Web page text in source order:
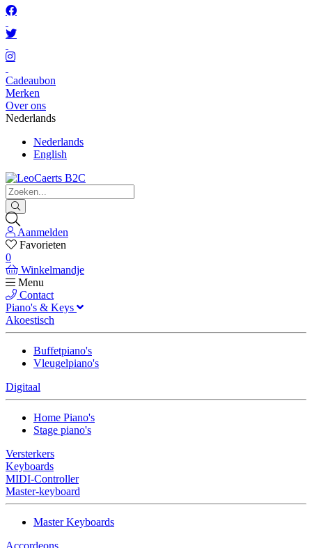
Cadeaubon
Merken
Over ons
Nederlands
Nederlands
English
Aanmelden
Favorieten
0
Winkelmandje
Menu
Contact
Piano's & Keys
Akoestisch
Buffetpiano's
Vleugelpiano's
Digitaal
Home Piano's
Stage piano's
Versterkers
Keyboards
MIDI-Controller
Master-keyboard
Master Keyboards
Accordeons